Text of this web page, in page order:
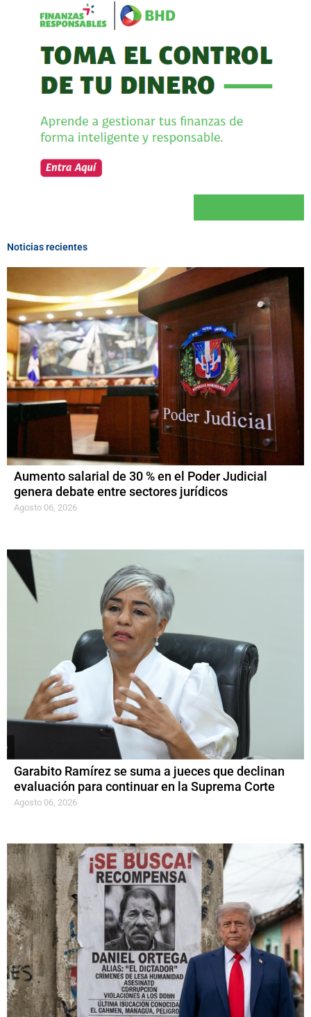
Noticias recientes
Aumento salarial de 30 % en el Poder Judicial
genera debate entre sectores jurídicos
Agosto 06, 2026
Garabito Ramírez se suma a jueces que declinan
evaluación para continuar en la Suprema Corte
Agosto 06, 2026